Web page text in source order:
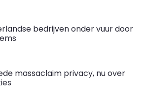
bedrijven onder vuur door
massaclaim privacy, nu over